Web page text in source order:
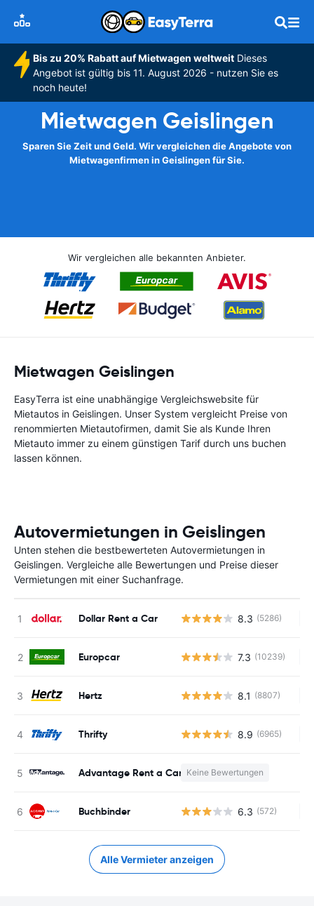
Bis zu 20% Rabatt auf Mietwagen weltweitDieses
Angebot ist gültig bis 11. August 2026 - nutzen Sie es
noch heute!
Mietwagen Geislingen
Sparen Sie Zeit und Geld. Wir vergleichen die Angebote von
Mietwagenfirmen in Geislingen für Sie.
Wir vergleichen alle bekannten Anbieter.
Mietwagen Geislingen
EasyTerra ist eine unabhängige Vergleichswebsite für
Mietautos in Geislingen. Unser System vergleicht Preise von
renommierten Mietautofirmen, damit Sie als Kunde Ihren
Mietauto immer zu einem günstigen Tarif durch uns buchen
lassen können.
Autovermietungen in Geislingen
Unten stehen die bestbewerteten Autovermietungen in
Geislingen. Vergleiche alle Bewertungen und Preise dieser
Vermietungen mit einer Suchanfrage.
Dollar Rent a Car 8.3 (5286)
Europcar 7.3 (10239)
Hertz 8.1 (8807)
Thrifty 8.9 (6965)
Advantage Rent a Car Keine Bewertungen
Buchbinder 6.3 (572)
Alle Vermieter anzeigen